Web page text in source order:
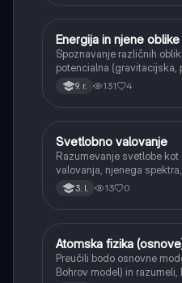
Fizika
Energija in njene oblike
Spoznavanje različnih
potencialna (gravitacijska,
energija.
9. r. 131 4
Fizika
Svetlobno valovanje
Razumevanje svetlobe
valovanja, njenega
pojavov, kot so odboj, lom
notranji odboj.
3. l. 13 0
Fizika
Atomska fizika
Preučili bodo osnovne
Bohrov model) in